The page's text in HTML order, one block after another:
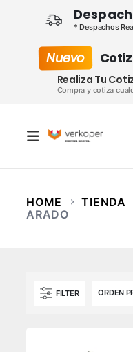
* Despachos
Nuevo
Realiza Tu
Compra y cotiza
HOME TIENDA
ARADO
FILTER